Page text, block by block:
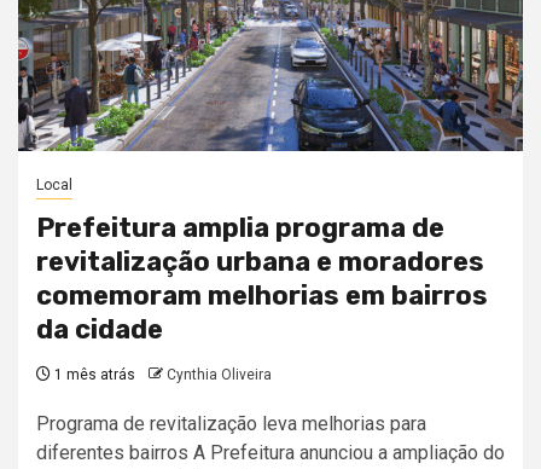
Local
Prefeitura amplia programa de
revitalização urbana e moradores
comemoram melhorias em bairros
da cidade
1 mês atrás Cynthia Oliveira
Programa de revitalização leva melhorias para
diferentes bairros A Prefeitura anunciou a ampliação do